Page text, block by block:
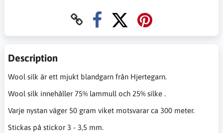
Description
Wool silk är ett mjukt blandgarn från Hjertegarn.
Wool silk innehåller 75% lammull och 25% silke .
Varje nystan väger 50 gram viket motsvarar ca 300 meter.
Stickas på stickor 3 - 3,5 mm.